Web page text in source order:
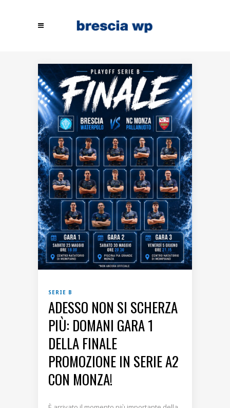
SERIE B
ADESSO NON SI SCHERZA
PIÙ: DOMANI GARA 1
DELLA FINALE
PROMOZIONE IN SERIE A2
CON MONZA!